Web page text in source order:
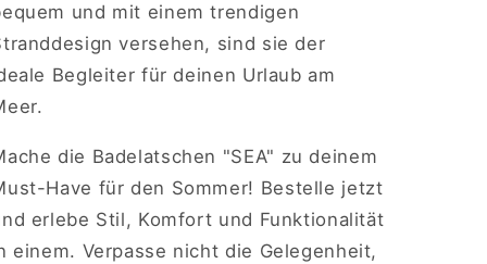
und mit einem trendigen
versehen, sind sie der
Begleiter für deinen Urlaub am
die Badelatschen "SEA" zu deinem
Have für den Sommer! Bestelle jetzt
erlebe Stil, Komfort und Funktionalität
einem. Verpasse nicht die Gelegenheit,